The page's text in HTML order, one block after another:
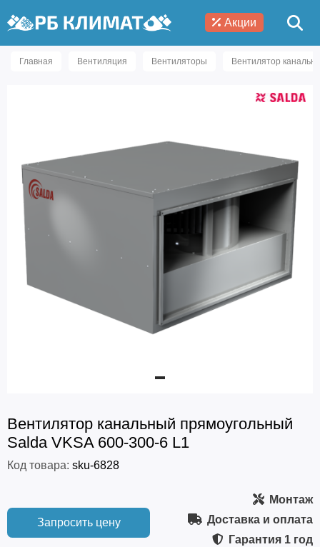
Акции
Главная Вентиляция Вентиляторы Вентилятор
Вентилятор канальный прямоугольный
Salda VKSA 600-300-6 L1
Код товара: sku-6828
Запросить цену
Монтаж
Доставка и оплата
Гарантия 1 год